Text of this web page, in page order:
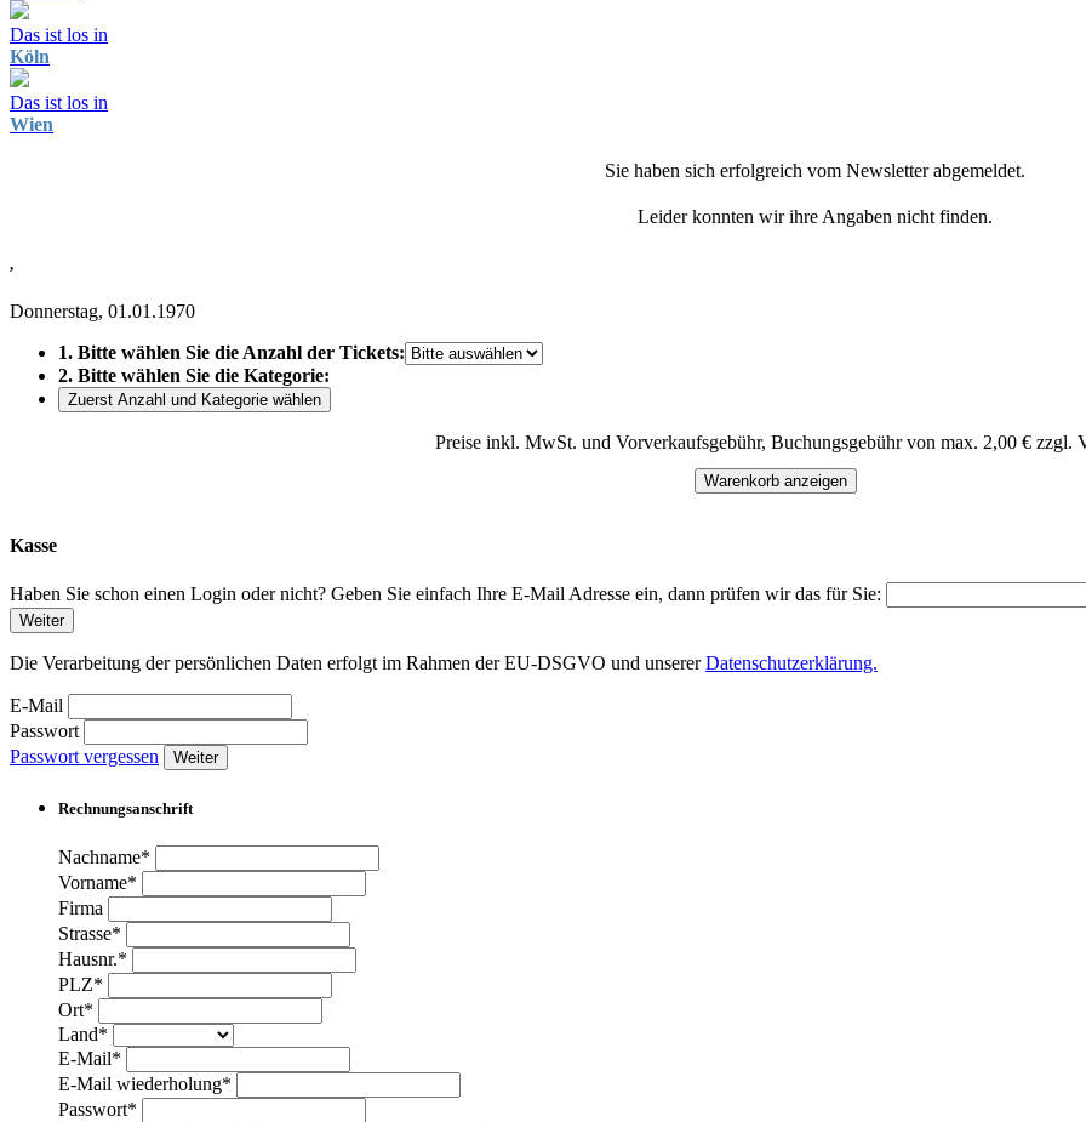
Das ist los in
Köln
Das ist los in
Wien
Sie haben sich erfolgreich vom Newsletter abgemeldet.
Leider konnten wir ihre Angaben nicht finden.
,
Donnerstag, 01.01.1970
1. Bitte wählen Sie die Anzahl der Tickets:
2. Bitte wählen Sie die Kategorie:
Zuerst Anzahl und Kategorie wählen
Preise inkl. MwSt. und Vorverkaufsgebühr, Buchungsgebühr von max. 2,00 € zzgl.
Warenkorb anzeigen
Kasse
Haben Sie schon einen Login oder nicht? Geben Sie einfach Ihre E-Mail Adresse ein, dann prüfen wir das für Sie:
Weiter
Die Verarbeitung der persönlichen Daten erfolgt im Rahmen der EU-DSGVO und unsererDatenschutzerklärung.
E-Mail
Passwort
Passwort vergessen
Weiter
Rechnungsanschrift
Nachname*
Vorname*
Firma
Strasse*
Hausnr.*
PLZ*
Ort*
Land*
E-Mail*
E-Mail wiederholung*
Passwort*